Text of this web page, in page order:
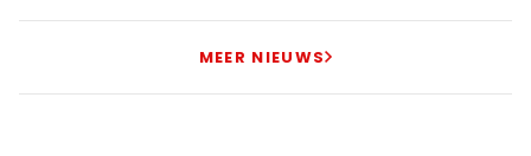
MEER NIEUWS